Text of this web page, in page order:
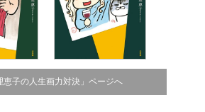
恵子の人生画力対決」ページへ